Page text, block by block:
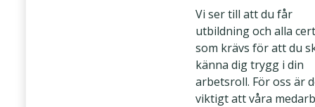
Vi ser till att du får
utbildning och alla
som krävs för att du
känna dig trygg i din
arbetsroll. För oss är
viktigt att våra